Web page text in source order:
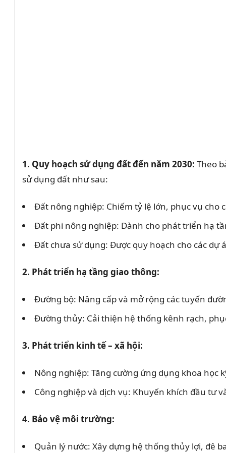
1. Quy hoạch sử dụng đất đến năm 2030: Theo
sử dụng đất như sau:
Đất nông nghiệp: Chiếm tỷ lệ lớn, phục vụ cho
Đất phi nông nghiệp: Dành cho phát triển hạ
Đất chưa sử dụng: Được quy hoạch cho các
2. Phát triển hạ tầng giao thông:
Đường bộ: Nâng cấp và mở rộng các tuyến
Đường thủy: Cải thiện hệ thống kênh rạch,
3. Phát triển kinh tế – xã hội:
Nông nghiệp: Tăng cường ứng dụng khoa học
Công nghiệp và dịch vụ: Khuyến khích đầu tư
4. Bảo vệ môi trường:
Quản lý nước: Xây dựng hệ thống thủy lợi, đê